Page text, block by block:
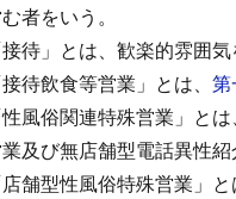
者をいう。
待」とは、歓楽的雰囲
待飲食等営業」とは、 第
風俗関連特殊営業」と
及び無店舗型電話異性紹
舗型性風俗特殊営業」と